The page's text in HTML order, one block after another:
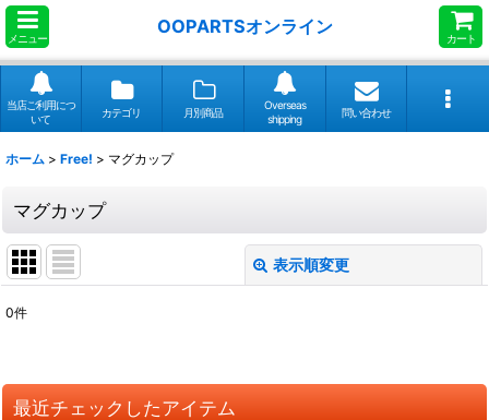
メニュー
OOPARTSオンライン
カート
当店ご利用につ
いて
カテゴリ 月別商品
Overseas
shipping
問い合わせ
ホーム > Free! > マグカップ
マグカップ
表示順変更
並び順:
0件
最近チェックしたアイテム